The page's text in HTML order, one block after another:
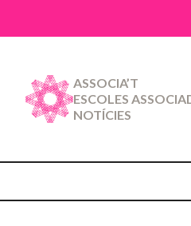
ASSOCIA’T
ESCOLES
NOTÍCIES